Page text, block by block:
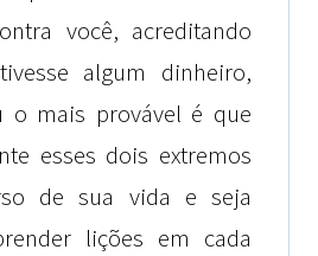
você, acreditando
algum dinheiro,
o mais provável é que
esses dois extremos
de sua vida e seja
lições em cada